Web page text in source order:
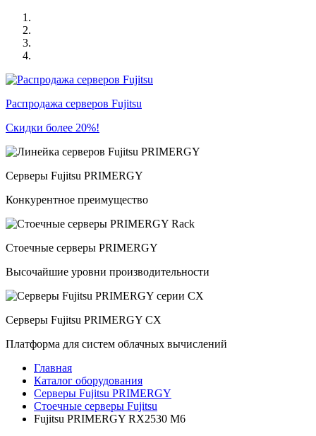
Распродажа серверов Fujitsu
Скидки более 20%!
Серверы Fujitsu PRIMERGY
Конкурентное преимущество
Стоечные серверы PRIMERGY
Высочайшие уровни производительности
Серверы Fujitsu PRIMERGY CX
Платформа для систем облачных вычислений
Главная
Каталог оборудования
Серверы Fujitsu PRIMERGY
Стоечные серверы Fujitsu
Fujitsu PRIMERGY RX2530 M6